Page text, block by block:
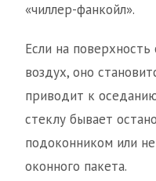
«чиллер-фанкойл».
Если на
воздух, оно
приводит к
стеклу бывает
подоконником или
оконного пакета.